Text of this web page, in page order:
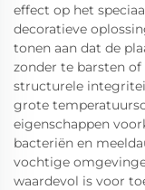
effect op het
decoratieve
tonen aan dat de
zonder te barsten
structurele
grote
eigenschappen
bacteriën en
vochtige
waardevol is voor